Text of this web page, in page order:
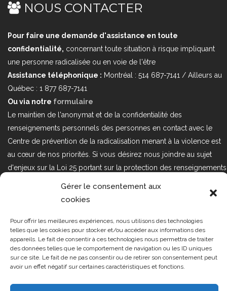
Gérer le consentement aux
cookies
Pour offrir les meilleures expériences, nous utilisons des technologies
telles que les cookies pour stocker et/ou accéder aux informations des
appareils. Le fait de consentir à ces technologies nous permettra de traiter
des données telles que le comportement de navigation ou les ID uniques
sur ce site. Le fait de ne pas consentir ou de retirer son consentement peut
avoir un effet négatif sur certaines caractéristiques et fonctions.
NOUS CONTACTER
Pour faire une demande d'assistance en toute
confidentialité, concernant toute situation à risque impliquant
une personne radicalisée ou en voie de l'être
Assistance téléphonique : Montréal : 514 687-7141 / Ailleurs au
Québec : 1 877 687-7141
Ou via notre formulaire
Le maintien de l'anonymat et de la confidentialité des
renseignements personnels des personnes en contact avec le
Centre de prévention de la radicalisation menant à la violence est
au cœur de nos priorités. Si vous désirez nous joindre au sujet
d'enjeux sur la Loi 25 portant sur la protection des renseignements
nous à l'adresse courriel suivant : loi25@cprmv.org Pour en savoir
Tous droits réservés @2019 CPRMV
| Centre de prévention de la
radicalisation menant à la violence
(CPRMV)